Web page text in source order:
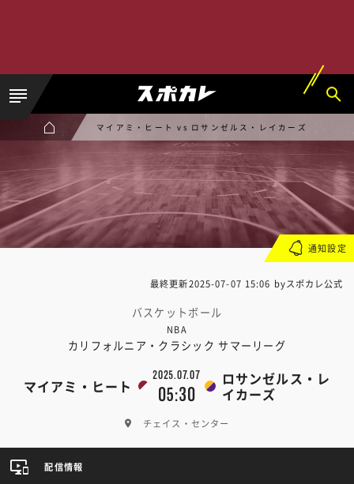
マイアミ・ヒート vs ロサンゼルス・レイカーズ
最終更新2025-07-07 15:06 byスポカレ公式
バスケットボール
NBA
カリフォルニア・クラシック サマーリーグ
マイアミ・ヒート
2025.07.07
05:30
ロサンゼルス・レ
イカーズ
チェイス・センター
通知設定
配信情報